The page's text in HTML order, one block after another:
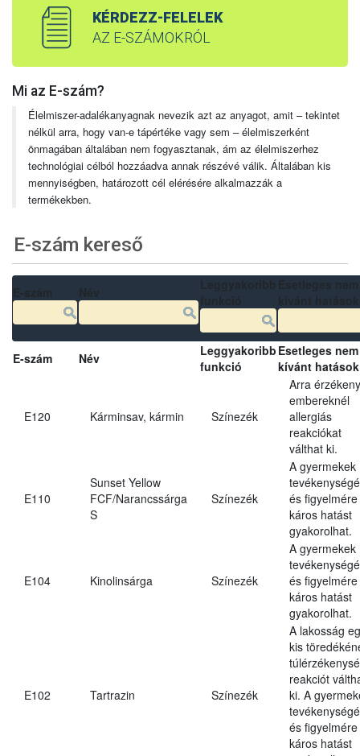
KÉRDEZZ-FELELEK
AZ E-SZÁMOKRÓL
Mi az E-szám?
Élelmiszer-adalékanyagnak nevezik azt az anyagot, amit – tekintet
nélkül arra, hogy van-e tápértéke vagy sem – élelmiszerként
önmagában általában nem fogyasztanak, ám az élelmiszerhez
technológiai célból hozzáadva annak részévé válik. Általában kis
mennyiségben, határozott cél elérésére alkalmazzák a
termékekben.
E-szám kereső
E-szám Név
Leggyakoribb
funkció
Esetleges nem
kívánt hatások
E120 Kárminsav, kármin Színezék
Arra érzékeny
embereknél
allergiás
reakciókat
válthat ki.
E110
Sunset Yellow
FCF/Narancssárga
S
Színezék
A gyermekek
és figyelmére
káros hatást
gyakorolhat.
E104 Kinolinsárga Színezék
A gyermekek
és figyelmére
káros hatást
gyakorolhat.
E102 Tartrazin Színezék
A lakosság
kis
reakciót
ki. A
és figyelmére
káros hatást